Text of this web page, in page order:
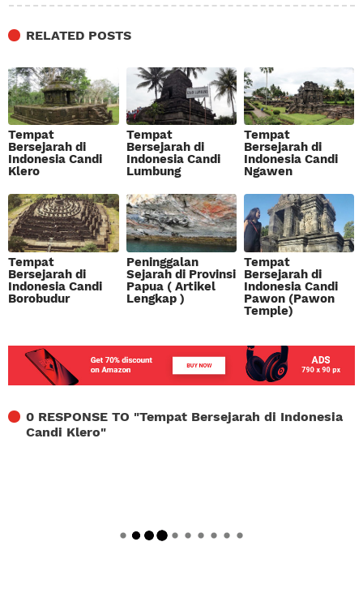
RELATED POSTS
Tempat
Bersejarah di
Indonesia Candi
Klero
Tempat
Bersejarah di
Indonesia Candi
Lumbung
Tempat
Bersejarah di
Indonesia Candi
Ngawen
Tempat
Bersejarah di
Indonesia Candi
Borobudur
Peninggalan
Sejarah di Provinsi
Papua ( Artikel
Lengkap )
Tempat
Bersejarah di
Indonesia Candi
Pawon (Pawon
Temple)
0 RESPONSE TO "Tempat Bersejarah di Indonesia
Candi Klero"